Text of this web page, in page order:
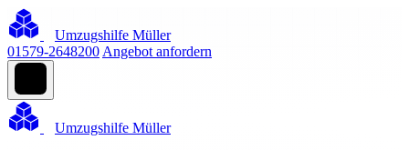
Umzugshilfe Müller
01579-2648200 Angebot anfordern
Umzugshilfe Müller